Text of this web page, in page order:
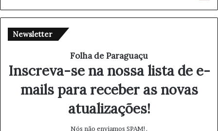
Newsletter
Folha de Paraguaçu
Inscreva-se na nossa lista de e-
mails para receber as novas
atualizações!
Nós não enviamos SPAM!.